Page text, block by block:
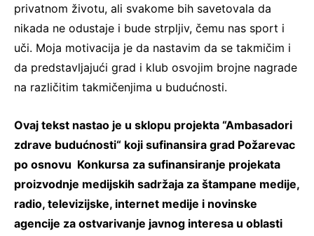
privatnom životu, ali svakome bih savetovala da
nikada ne odustaje i bude strpljiv, čemu nas sport i
uči. Moja motivacija je da nastavim da se takmičim i
da predstavljajući grad i klub osvojim brojne nagrade
na različitim takmičenjima u budućnosti.
Ovaj tekst nastao je u sklopu projekta “Ambasadori
zdrave budućnosti“ koji sufinansira grad Požarevac
po osnovu Konkursa za sufinansiranje projekata
proizvodnje medijskih sadržaja za štampane medije,
radio, televizijske, internet medije i novinske
agencije za ostvarivanje javnog interesa u oblasti